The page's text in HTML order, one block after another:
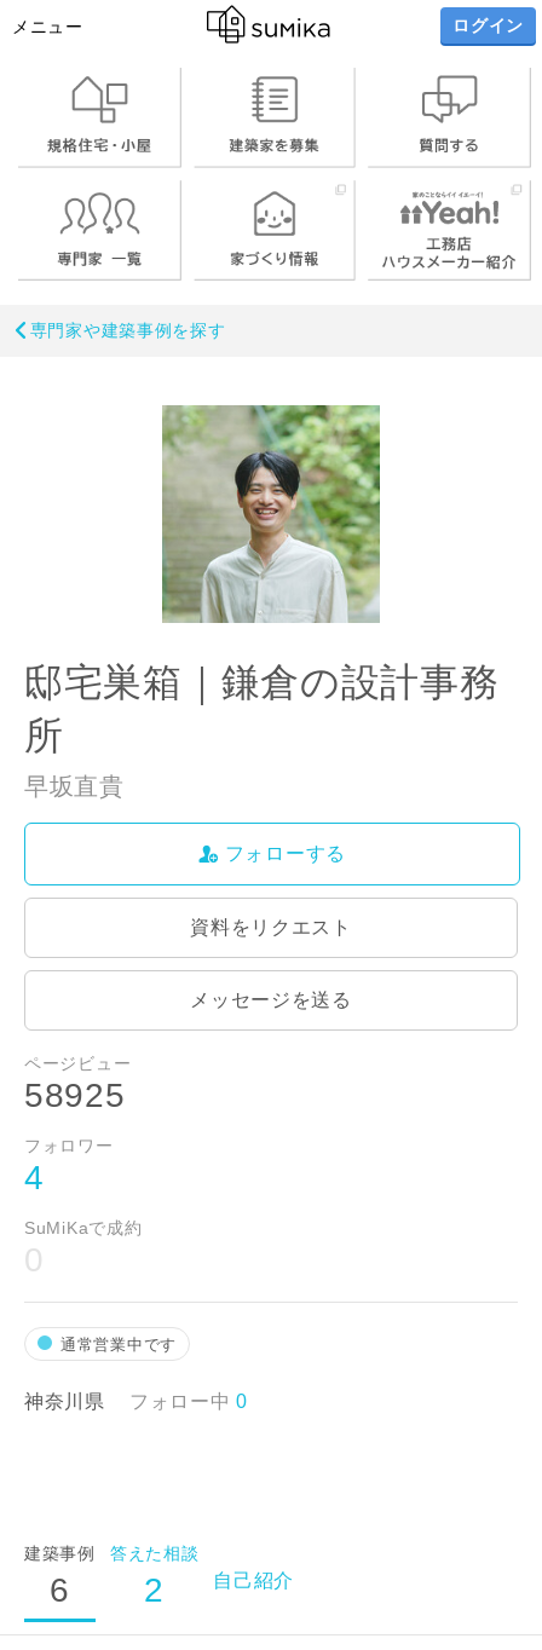
メニュー ログイン
専門家や建築事例を探す
邸宅巣箱｜鎌倉の設計事務
所
早坂直貴
フォローする
資料をリクエスト
メッセージを送る
ページビュー
58925
フォロワー
4
SuMiKaで成約
0
通常営業中です
神奈川県 フォロー中 0
建築事例
6
答えた相談
2 自己紹介
お名前
メールアドレス